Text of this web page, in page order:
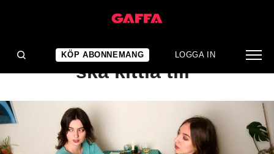
KÖP ABONNEMANG LOGGA IN
INTERVJU
Sand & Hallander: "Det
ska kittla till"